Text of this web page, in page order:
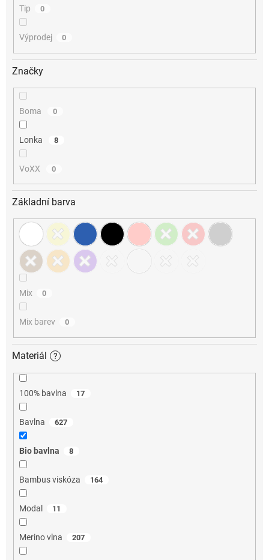
Tip 0
Výprodej 0
Značky
Boma 0
Lonka 8
VoXX 0
Základní barva
Mix 0
Mix barev 0
Materiál ?
100% bavlna 17
Bavlna 627
Bio bavlna 8
Bambus viskóza 164
Modal 11
Merino vlna 207